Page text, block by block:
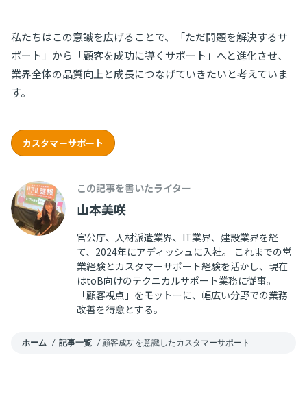
私たちはこの意識を広げることで、「ただ問題を解決するサ
ポート」から「顧客を成功に導くサポート」へと進化させ、
業界全体の品質向上と成長につなげていきたいと考えていま
す。
カスタマーサポート
この記事を書いたライター
山本美咲
官公庁、人材派遣業界、IT業界、建設業界を経
て、2024年にアディッシュに入社。 これまでの営
業経験とカスタマーサポート経験を活かし、現在
はtoB向けのテクニカルサポート業務に従事。
「顧客視点」をモットーに、幅広い分野での業務
改善を得意とする。
ホーム / 記事一覧 /顧客成功を意識したカスタマーサポート